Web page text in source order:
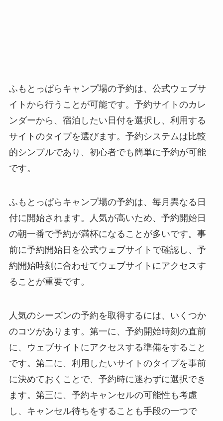
ふもとっぱらキャンプ場の予約は、公式ウェブサ
イトから行うことが可能です。予約サイトのカレ
ンダーから、宿泊したい日付を選択し、利用する
サイトのタイプを選びます。予約システムは比較
的シンプルであり、初心者でも簡単に予約が可能
です。
ふもとっぱらキャンプ場の予約は、毎月異なる日
付に開始されます。人気が高いため、予約開始日
の朝一番で予約が満杯になることが多いです。事
前に予約開始日を公式ウェブサイトで確認し、予
約開始時刻に合わせてウェブサイトにアクセスす
ることが重要です。
人気のシーズンの予約を取得するには、いくつか
のコツがあります。第一に、予約開始時刻の直前
に、ウェブサイトにアクセスする準備をすること
です。第二に、利用したいサイトのタイプを事前
に決めておくことで、予約時に迷わずに選択でき
ます。第三に、予約キャンセルの可能性も考慮
し、キャンセル待ちをすることも手段の一つで